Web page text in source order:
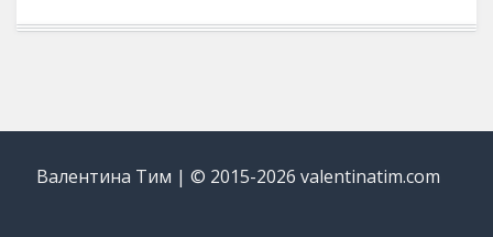
Валентина Тим | © 2015-2026 valentinatim.com